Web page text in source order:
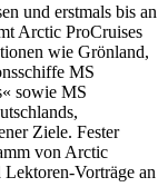
und erstmals bis an
Arctic ProCruises
wie Grönland,
MS
sowie MS
Ziele. Fester
von Arctic
Vorträge an